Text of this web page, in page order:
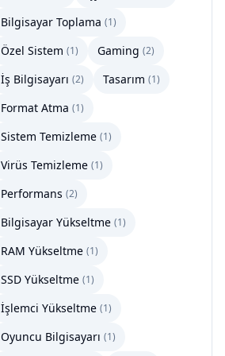
Bilgisayar Toplama (1)
Özel Sistem (1) Gaming (2)
İş Bilgisayarı (2) Tasarım (1)
Format Atma (1)
Sistem Temizleme (1)
Virüs Temizleme (1)
Performans (2)
Bilgisayar Yükseltme (1)
RAM Yükseltme (1)
SSD Yükseltme (1)
İşlemci Yükseltme (1)
Oyuncu Bilgisayarı (1)